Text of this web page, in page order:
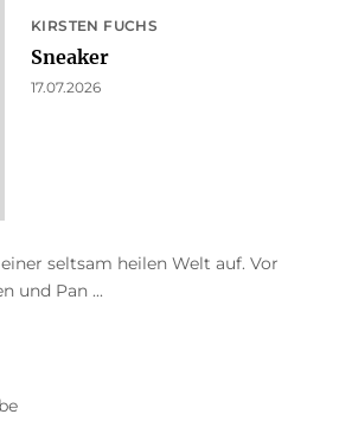
KIRSTEN FUCHS
Sneaker
17.07.2026
seltsam heilen Welt auf. Vor
und Pan ...